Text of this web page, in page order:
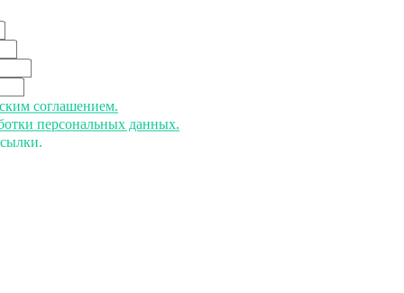
соглашением.
персональных данных.